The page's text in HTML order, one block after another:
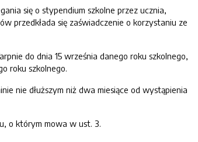
się o stypendium szkolne przez ucznia,
przedkłada się zaświadczenie o korzystaniu ze
do dnia 15 września danego roku szkolnego,
roku szkolnego.
nie dłuższym niż dwa miesiące od wystąpienia
o którym mowa w ust. 3.